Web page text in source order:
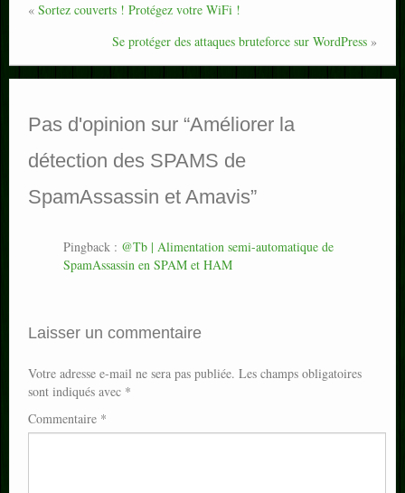
« Sortez couverts ! Protégez votre WiFi !
Se protéger des attaques bruteforce sur WordPress »
Pas d'opinion sur “Améliorer la
détection des SPAMS de
SpamAssassin et Amavis”
Pingback : @Tb | Alimentation semi-automatique de
SpamAssassin en SPAM et HAM
Laisser un commentaire
Votre adresse e-mail ne sera pas publiée. Les champs obligatoires
sont indiqués avec *
Commentaire *